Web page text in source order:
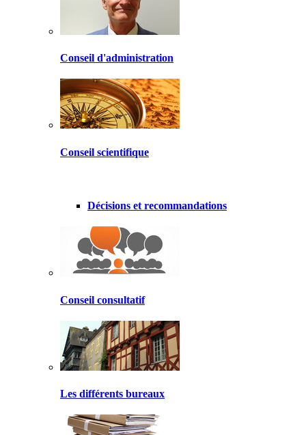
Conseil d'administration
Conseil scientifique
Décisions et recommandations
Conseil consultatif
Les différents bureaux